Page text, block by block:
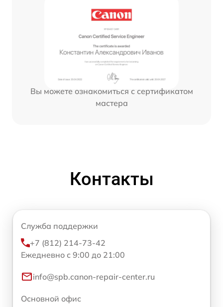
Вы можете ознакомиться с сертификатом
мастера
Контакты
Служба поддержки
+7 (812) 214-73-42
Ежедневно с 9:00 до 21:00
info@spb.canon-repair-center.ru
Основной офис